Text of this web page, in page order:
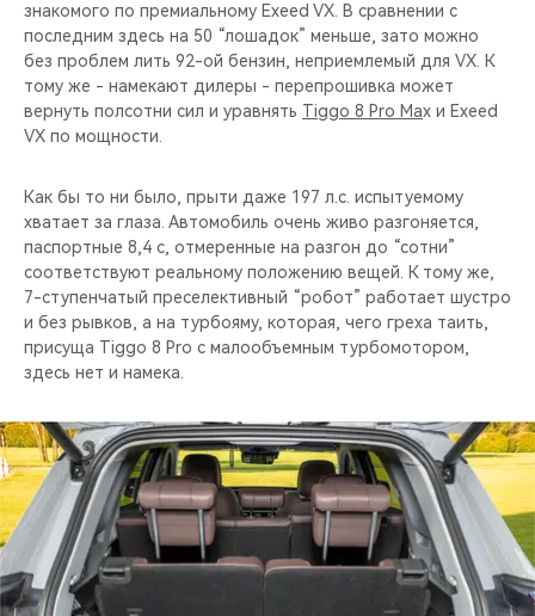
знакомого по премиальному Exeed VX. В сравнении с
последним здесь на 50 “лошадок” меньше, зато можно
без проблем лить 92-ой бензин, неприемлемый для VX. К
тому же - намекают дилеры - перепрошивка может
вернуть полсотни сил и уравнять Tiggo 8 Pro Maх и Exeed
VX по мощности.
Как бы то ни было, прыти даже 197 л.с. испытуемому
хватает за глаза. Автомобиль очень живо разгоняется,
паспортные 8,4 с, отмеренные на разгон до “сотни”
соответствуют реальному положению вещей. К тому же,
7-ступенчатый преселективный “робот” работает шустро
и без рывков, а на турбояму, которая, чего греха таить,
присуща Tiggo 8 Pro с малообъемным турбомотором,
здесь нет и намека.